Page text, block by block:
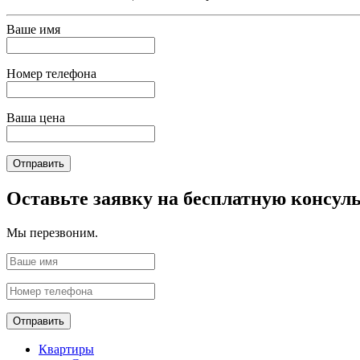
Ваше имя
Номер телефона
Ваша цена
Отправить
Оставьте заявку на бесплатную
Мы перезвоним.
Отправить
Квартиры